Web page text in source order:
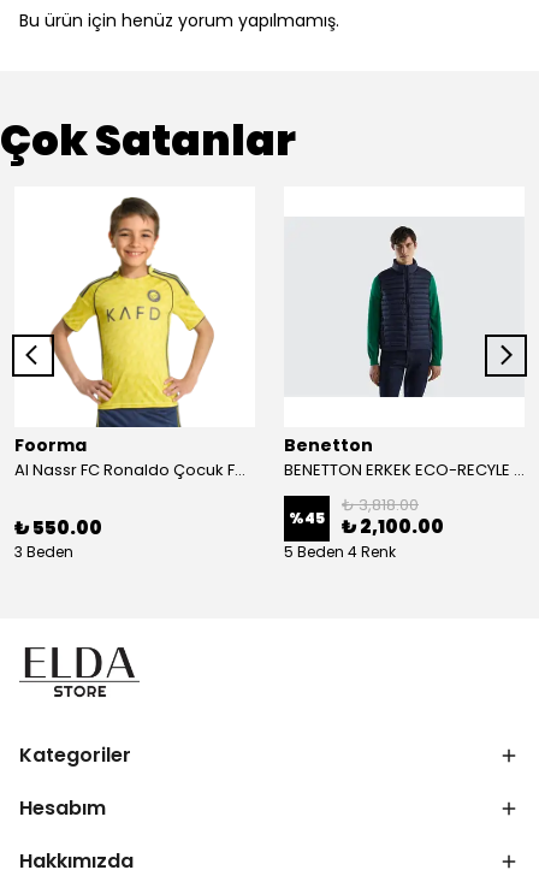
Bu ürün için henüz yorum yapılmamış.
Çok Satanlar
Foorma
Al Nassr FC Ronaldo Çocuk Forma 2'li Takım(Şort/T-Shirt)
₺ 550.00
3 Beden
Benetton
BENETTON ERKEK ECO-RECYLE DOLGULU PUFA YELEK
%45
₺ 3,818.00
₺ 2,100.00
5 Beden 4 Renk
Kategoriler
Hesabım
Hakkımızda